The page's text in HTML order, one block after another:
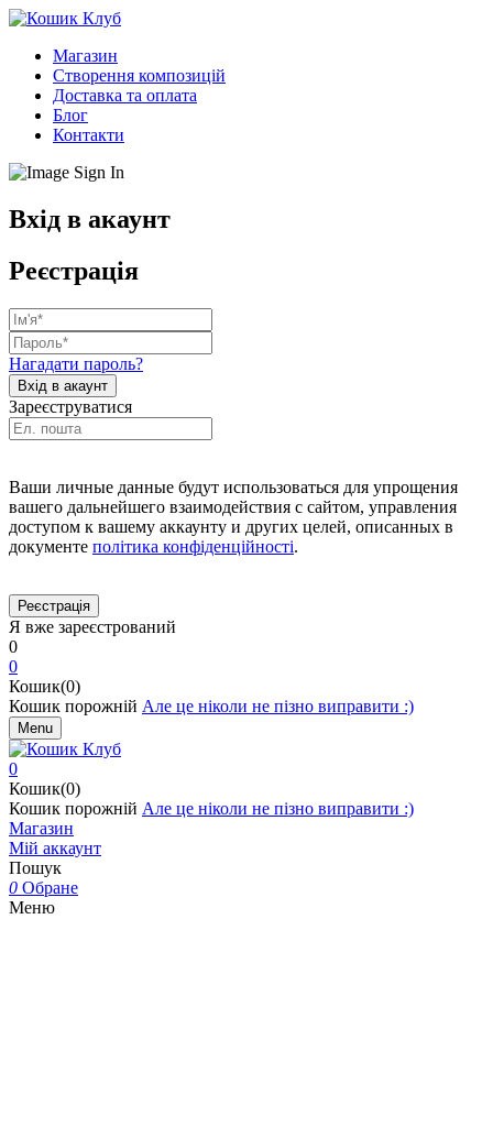
Магазин
Створення композицій
Доставка та оплата
Блог
Контакти
Вхід в акаунт
Реєстрація
Нагадати пароль?
Зареєструватися
Ваши личные данные будут использоваться для упрощения
вашего дальнейшего взаимодействия с сайтом, управления
доступом к вашему аккаунту и других целей, описанных в
документе політика конфіденційності.
Я вже зареєстрований
0
0
Кошик(0)
Кошик порожній Але це ніколи не пізно виправити :)
Menu
0
Кошик(0)
Кошик порожній Але це ніколи не пізно виправити :)
Магазин
Мій аккаунт
Пошук
0 Обране
Меню